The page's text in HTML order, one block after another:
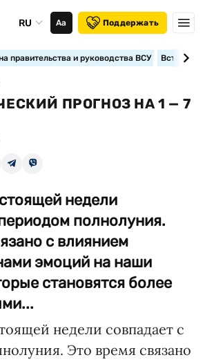
RU Аа Поддержать
правительства и руководства ВСУ
ПРОГНОЗ НА 1 — 7
недели
полнолуния.
с влиянием
эмоций на наши
становятся более
недели совпадает с
Это время связано